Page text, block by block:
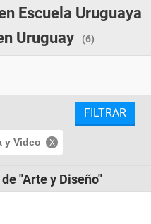
Escuela Uruguaya
Uruguay
(6)
y Video
FILTRAR
"Arte y Diseño"